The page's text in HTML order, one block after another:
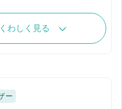
わしく見る
ー